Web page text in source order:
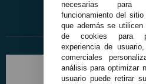
necesarias
funcionamiento del
que además se utilicen
de cookies para
experiencia de
comerciales
análisis para optimizar
usuario puede retirar